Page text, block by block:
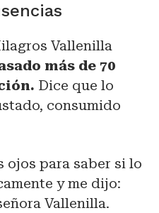
Vallenilla
más de 70
Dice que lo
consumido
ojos para saber si lo
y me dijo:
Vallenilla.